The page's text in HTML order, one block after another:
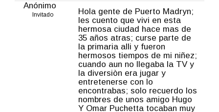
Anónimo
Invitado
Hola gente de Puerto Madryn;
les cuento que vivi en esta
hermosa ciudad hace mas de
35 años atras; curse parte de
la primaria alli y fueron
hermosos tiempos de mi niñez;
cuando aun no llegaba la TV y
la diversiòn era jugar y
entretenerse con lo
encontrabas; solo recuerdo los
nombres de unos amigo Hugo
Y Omar Puchetta tocaban muy